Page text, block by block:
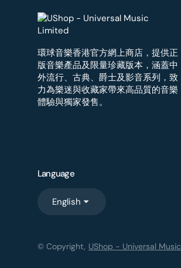
環球音樂香港官方網上商店，提供正
版音樂產品及限量珍藏版本，涵蓋中
外流行、古典、爵士及影音系列，致
力為樂迷與收藏家帶來高品質的音樂
體驗與獨家發售。
Language
English
© Copyright, UShop - Universal